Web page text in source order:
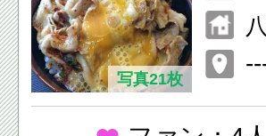
写真21枚